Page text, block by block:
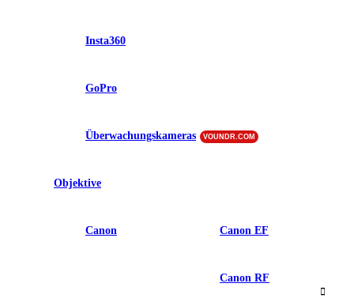
Insta360
GoPro
Überwachungskameras VOUNDR.COM
Objektive
Canon Canon EF
Canon RF